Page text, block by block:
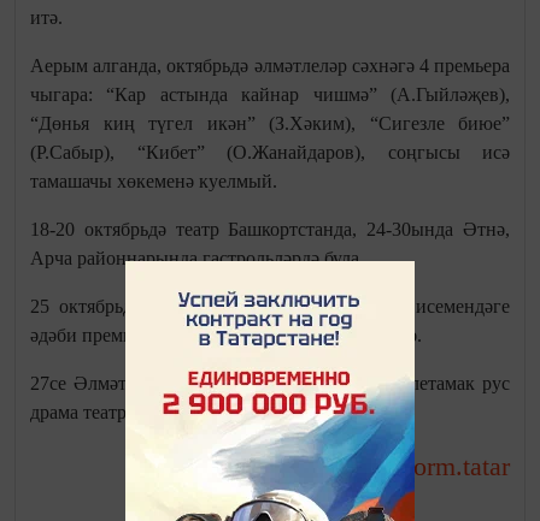
итә.
Аерым алганда, октябрьдә әлмәтлеләр сәхнәгә 4 премьера
чыгара: “Кар астында кайнар чишмә” (А.Гыйләҗев),
“Дөнья киң түгел икән” (З.Хәким), “Сигезле биюе”
(Р.Сабыр), “Кибет” (О.Жанайдаров), соңгысы исә
тамашачы хөкеменә куелмый.
18-20 октябрьдә театр Башкортстанда, 24-30ында Әтнә,
Арча районнарында гастрольләрдә була.
25 октябрьдә театрда Саҗидә Сөләйманова исемендәге
әдәби премияләр тапшыру тантанасы үткәрелә.
27се Әлмәт театрына Башкортстаннан Эстәрлетамак рус
драма театры гстрольгә килә.
Чыганак:http://tatar-inform.tatar